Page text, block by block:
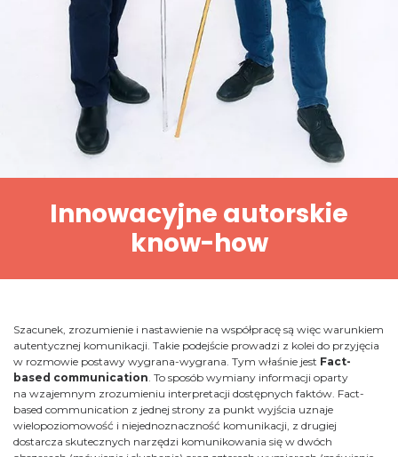
Innowacyjne autorskie
know-how
Szacunek, zrozumienie i nastawienie na współpracę są więc warunkiem
autentycznej komunikacji. Takie podejście prowadzi z kolei do przyjęcia
w rozmowie postawy wygrana-wygrana. Tym właśnie jest Fact-
based communication . To sposób wymiany informacji oparty
na wzajemnym zrozumieniu interpretacji dostępnych faktów. Fact-
based communication z jednej strony za punkt wyjścia uznaje
wielopoziomowość i niejednoznaczność komunikacji, z drugiej
dostarcza skutecznych narzędzi komunikowania się w dwóch